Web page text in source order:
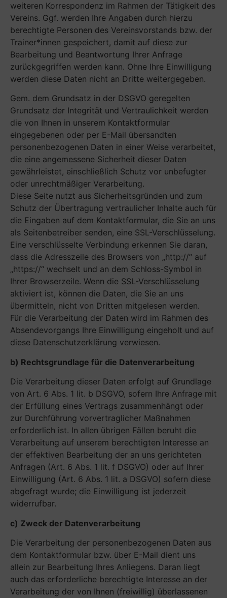
weiteren Korrespondenz im Rahmen der Tätigkeit des
Vereins. Ggf. werden Ihre Angaben durch hierzu
berechtigte Personen des Vereinsvorstands bzw. der
Trainer*innen gespeichert, damit auf diese zur
Bearbeitung und Beantwortung Ihrer Anfrage
zurückgegriffen werden kann. Ohne Ihre Einwilligung
werden diese Daten nicht an Dritte weitergegeben.
Gem. dem Grundsatz in der DSGVO geregelten
Grundsatz der Integrität und Vertraulichkeit werden
die von Ihnen in unserem Kontaktformular
eingegebenen oder per E-Mail übersandten
personenbezogenen Daten in einer Weise verarbeitet,
die eine angemessene Sicherheit dieser Daten
gewährleistet, einschließlich Schutz vor unbefugter
oder unrechtmäßiger Verarbeitung.
Diese Seite nutzt aus Sicherheitsgründen und zum
Schutz der Übertragung vertraulicher Inhalte auch für
die Eingaben auf dem Kontaktformular, die Sie an uns
als Seitenbetreiber senden, eine SSL-Verschlüsselung.
Eine verschlüsselte Verbindung erkennen Sie daran,
dass die Adresszeile des Browsers von „http://“ auf
„https://“ wechselt und an dem Schloss-Symbol in
Ihrer Browserzeile. Wenn die SSL-Verschlüsselung
aktiviert ist, können die Daten, die Sie an uns
übermitteln, nicht von Dritten mitgelesen werden.
Für die Verarbeitung der Daten wird im Rahmen des
Absendevorgangs Ihre Einwilligung eingeholt und auf
diese Datenschutzerklärung verwiesen.
b) Rechtsgrundlage für die Datenverarbeitung
Die Verarbeitung dieser Daten erfolgt auf Grundlage
von Art. 6 Abs. 1 lit. b DSGVO, sofern Ihre Anfrage mit
der Erfüllung eines Vertrags zusammenhängt oder
zur Durchführung vorvertraglicher Maßnahmen
erforderlich ist. In allen übrigen Fällen beruht die
Verarbeitung auf unserem berechtigten Interesse an
der effektiven Bearbeitung der an uns gerichteten
Anfragen (Art. 6 Abs. 1 lit. f DSGVO) oder auf Ihrer
Einwilligung (Art. 6 Abs. 1 lit. a DSGVO) sofern diese
abgefragt wurde; die Einwilligung ist jederzeit
widerrufbar.
c) Zweck der Datenverarbeitung
Die Verarbeitung der personenbezogenen Daten aus
dem Kontaktformular bzw. über E-Mail dient uns
allein zur Bearbeitung Ihres Anliegens. Daran liegt
auch das erforderliche berechtigte Interesse an der
Verarbeitung der von Ihnen (freiwillig) überlassenen